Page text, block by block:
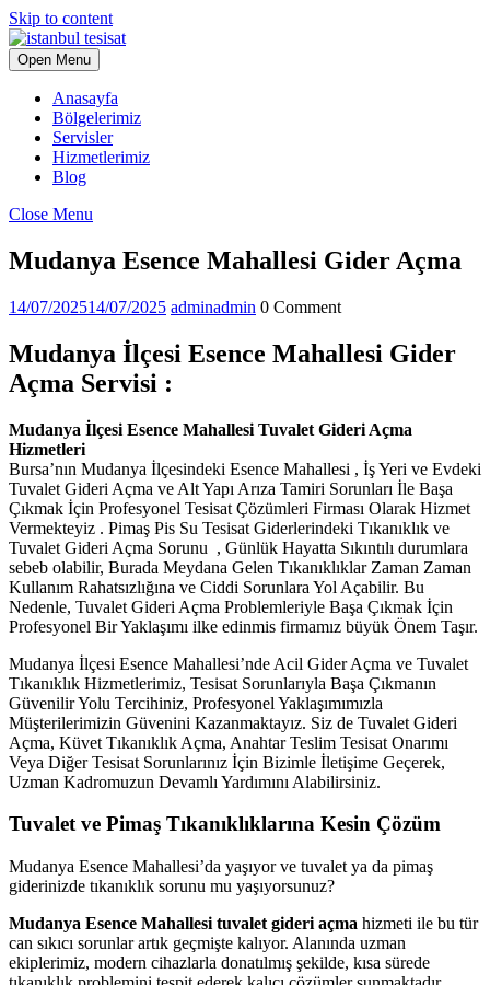
Skip to content
Open Menu
Anasayfa
Bölgelerimiz
Servisler
Hizmetlerimiz
Blog
Close Menu
Mudanya Esence Mahallesi Gider Açma
14/07/202514/07/2025 adminadmin 0 Comment
Mudanya İlçesi Esence Mahallesi Gider
Açma Servisi :
Mudanya İlçesi Esence Mahallesi Tuvalet Gideri Açma
Hizmetleri
Bursa’nın Mudanya İlçesindeki Esence Mahallesi , İş Yeri ve Evdeki
Tuvalet Gideri Açma ve Alt Yapı Arıza Tamiri Sorunları İle Başa
Çıkmak İçin Profesyonel Tesisat Çözümleri Firması Olarak Hizmet
Vermekteyiz . Pimaş Pis Su Tesisat Giderlerindeki Tıkanıklık ve
Tuvalet Gideri Açma Sorunu , Günlük Hayatta Sıkıntılı durumlara
sebeb olabilir, Burada Meydana Gelen Tıkanıklıklar Zaman Zaman
Kullanım Rahatsızlığına ve Ciddi Sorunlara Yol Açabilir. Bu
Nedenle, Tuvalet Gideri Açma Problemleriyle Başa Çıkmak İçin
Profesyonel Bir Yaklaşımı ilke edinmis firmamız büyük Önem Taşır.
Mudanya İlçesi Esence Mahallesi’nde Acil Gider Açma ve Tuvalet
Tıkanıklık Hizmetlerimiz, Tesisat Sorunlarıyla Başa Çıkmanın
Güvenilir Yolu Tercihiniz, Profesyonel Yaklaşımımızla
Müşterilerimizin Güvenini Kazanmaktayız. Siz de Tuvalet Gideri
Açma, Küvet Tıkanıklık Açma, Anahtar Teslim Tesisat Onarımı
Veya Diğer Tesisat Sorunlarınız İçin Bizimle İletişime Geçerek,
Uzman Kadromuzun Devamlı Yardımını Alabilirsiniz.
Tuvalet ve Pimaş Tıkanıklıklarına Kesin Çözüm
Mudanya Esence Mahallesi’da yaşıyor ve tuvalet ya da pimaş
giderinizde tıkanıklık sorunu mu yaşıyorsunuz?
Mudanya Esence Mahallesi tuvalet gideri açma hizmeti ile bu tür
can sıkıcı sorunlar artık geçmişte kalıyor. Alanında uzman
ekiplerimiz, modern cihazlarla donatılmış şekilde, kısa sürede